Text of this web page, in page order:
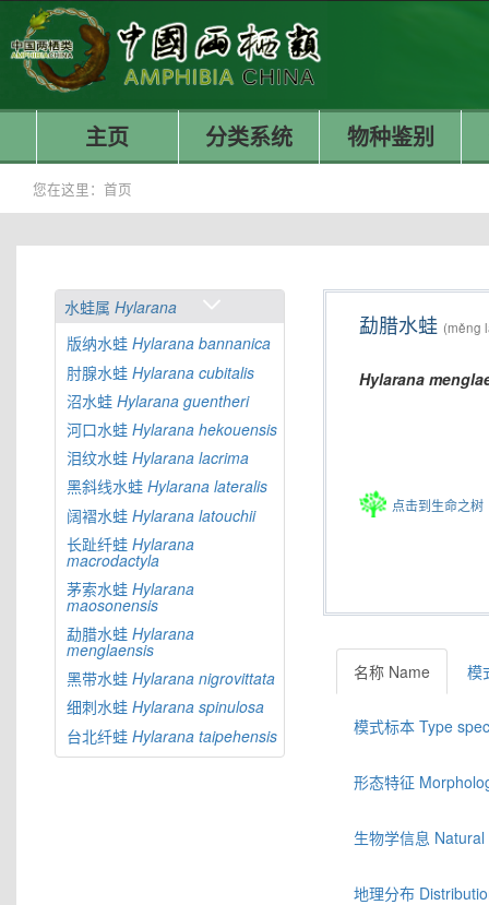
主页 分类系统 物种鉴别
您在这里： 首页
水蛙属 Hylarana
版纳水蛙 Hylarana bannanica
肘腺水蛙 Hylarana cubitalis
沼水蛙 Hylarana guentheri
河口水蛙 Hylarana hekouensis
泪纹水蛙 Hylarana lacrima
黑斜线水蛙 Hylarana lateralis
阔褶水蛙 Hylarana latouchii
长趾纤蛙 Hylarana
macrodactyla
茅索水蛙 Hylarana
maosonensis
勐腊水蛙 Hylarana
menglaensis
黑带水蛙 Hylarana nigrovittata
细刺水蛙 Hylarana spinulosa
台北纤蛙 Hylarana taipehensis
勐腊水蛙 (měng
Hylarana
点击到生命之树
名称 Name 模
模式标本 Type
形态特征
生物学信息
地理分布